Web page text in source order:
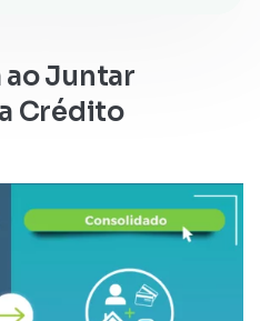
ao Juntar
Crédito